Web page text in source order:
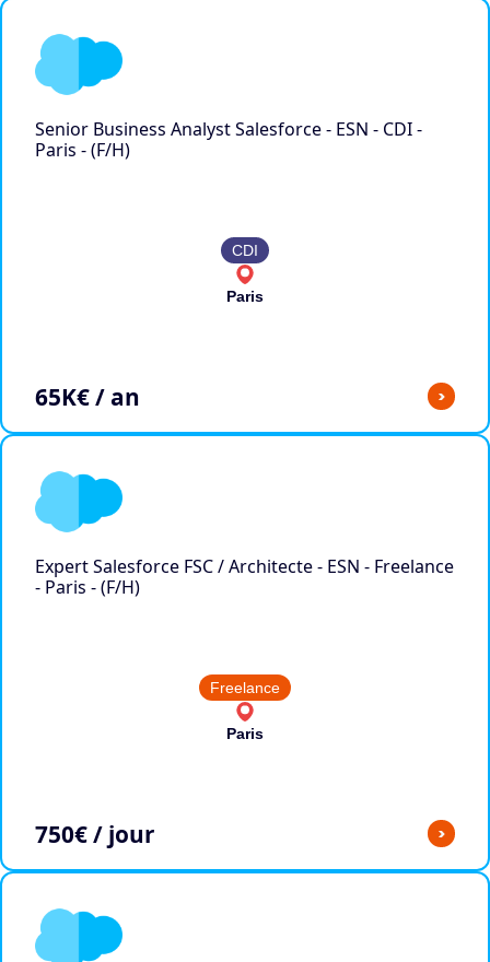
Senior Business Analyst Salesforce - ESN - CDI -
Paris - (F/H)
CDI
Paris
65K€ / an >
Expert Salesforce FSC / Architecte - ESN - Freelance
- Paris - (F/H)
Freelance
Paris
750€ / jour >